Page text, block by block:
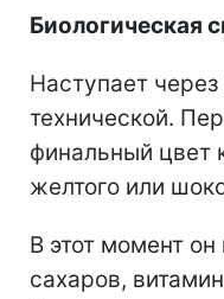
Биологическая
Наступает
технической.
финальный цвет
желтого или
В этот момент
сахаров,